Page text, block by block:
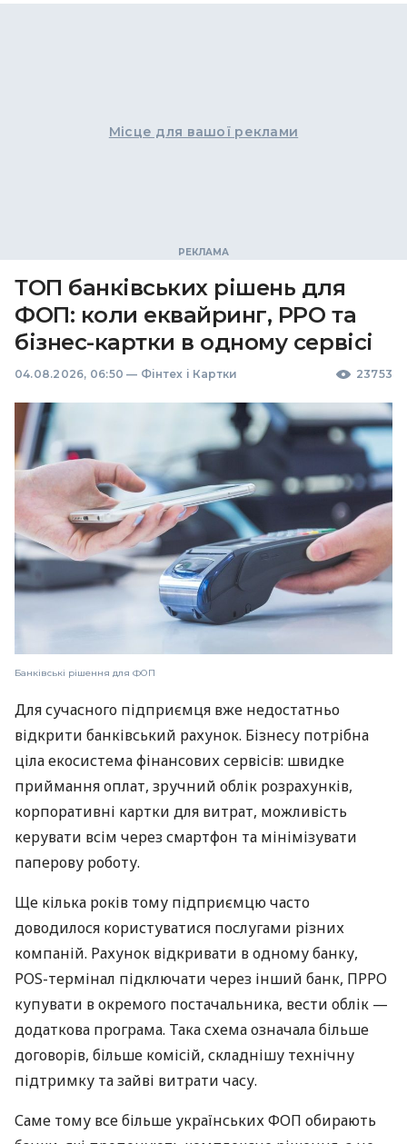
Місце для вашої реклами
ТОП банківських рішень для
ФОП: коли еквайринг, РРО та
бізнес-картки в одному сервісі
04.08.2026, 06:50 — Фінтех і Картки 23753
Банківські рішення для ФОП
Для сучасного підприємця вже недостатньо
відкрити банківський рахунок. Бізнесу потрібна
ціла екосистема фінансових сервісів: швидке
приймання оплат, зручний облік розрахунків,
корпоративні картки для витрат, можливість
керувати всім через смартфон та мінімізувати
паперову роботу.
Ще кілька років тому підприємцю часто
доводилося користуватися послугами різних
компаній. Рахунок відкривати в одному банку,
POS-термінал підключати через інший банк, ПРРО
купувати в окремого постачальника, вести облік —
додаткова програма. Така схема означала більше
договорів, більше комісій, складнішу технічну
підтримку та зайві витрати часу.
Саме тому все більше українських ФОП обирають